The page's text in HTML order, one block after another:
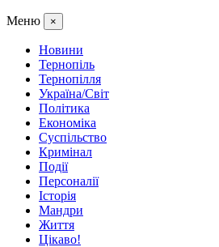
Меню ×
Новини
Тернопіль
Тернопілля
Україна/Світ
Політика
Економіка
Суспільство
Кримінал
Події
Персоналії
Історія
Мандри
Життя
Цікаво!